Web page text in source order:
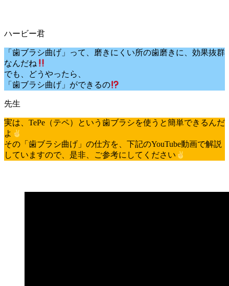
「歯ブラシ曲げ」って、磨きにくい所の歯磨きに、効果抜群
なんだね
でも、どうやったら、
「歯ブラシ曲げ」ができるの
実は、TePe（テペ）という歯ブラシを使うと簡単できるんだ
よ
その「歯ブラシ曲げ」の仕方を、下記のYouTube動画で解説
していますので、是非、ご参考にしてください